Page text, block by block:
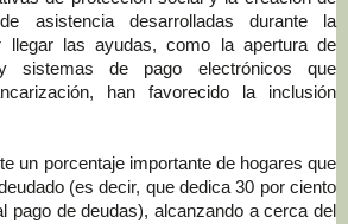
asistencia desarrolladas durante la
llegar las ayudas, como la apertura de
sistemas de pago electrónicos que
han favorecido la inclusión
un porcentaje importante de hogares que
(es decir, que dedica 30 por ciento
pago de deudas), alcanzando a cerca del